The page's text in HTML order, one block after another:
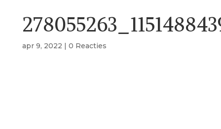
apr 9, 2022 | 0 Reacties